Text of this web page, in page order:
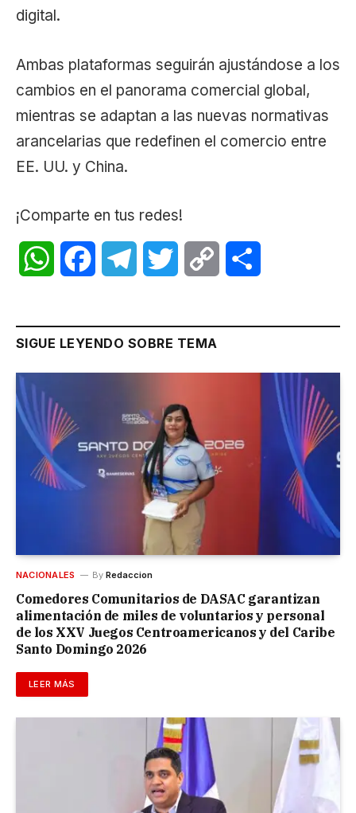
digital.
Ambas plataformas seguirán ajustándose a los
cambios en el panorama comercial global,
mientras se adaptan a las nuevas normativas
arancelarias que redefinen el comercio entre
EE. UU. y China.
¡Comparte en tus redes!
WhatsAppFacebookTelegramTwitter Copy
SIGUE LEYENDO SOBRE TEMA
NACIONALES By Redaccion
Comedores Comunitarios de DASAC garantizan
alimentación de miles de voluntarios y personal
de los XXV Juegos Centroamericanos y del Caribe
Santo Domingo 2026
LEER MÁS